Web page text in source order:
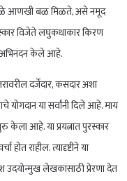
आणखी बळ मिळते, असे नमूद
विजेते लघुकथाकार किरण
अभिनंदन केले आहे.
दर्जेदार, कसदार अशा
योगदान या सर्वांनी दिले आहे. माय
केला आहे. या प्रयत्नात पुरस्कार
होत राहील. त्यादृष्टीने या
उदयोन्मुख लेखकांसाठी प्रेरणा देत